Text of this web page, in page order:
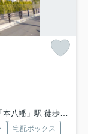
八幡」駅 徒歩10分
宅配ボックス